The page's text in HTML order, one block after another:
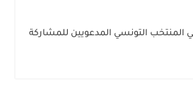
المنتخب التونسي المدعويين للمشاركة